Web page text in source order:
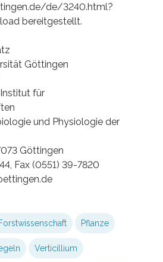
de/3240.html?
bereitgestellt.
Göttingen
für
und Physiologie der
Göttingen
Fax (0551) 39-7820
Forstwissenschaft Pflanze
Verticillium